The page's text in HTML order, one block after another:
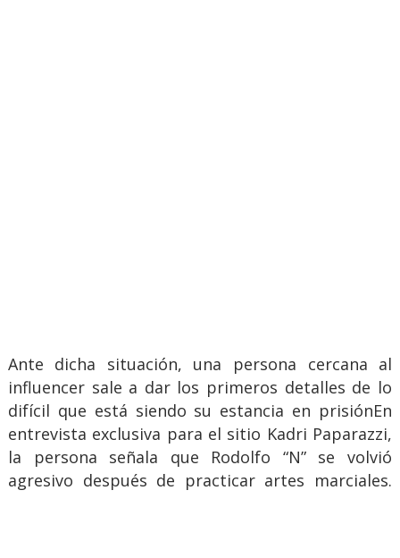
Ante dicha situación, una persona cercana al
influencer sale a dar los primeros detalles de lo
difícil que está siendo su estancia en prisiónEn
entrevista exclusiva para el sitio Kadri Paparazzi,
la persona señala que Rodolfo “N” se volvió
agresivo después de practicar artes marciales.